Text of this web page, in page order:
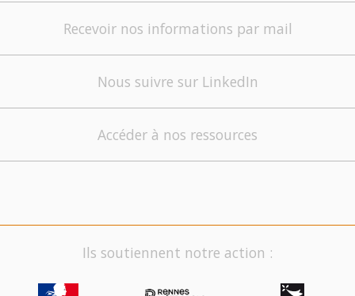
Recevoir nos informations par mail
Nous suivre sur LinkedIn
Accéder à nos ressources
Ils soutiennent notre action :